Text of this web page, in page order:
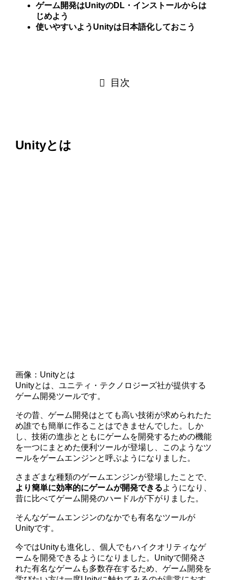
ゲーム開発はUnityのDL・インストールからは
じめよう
使いやすいようUnityは日本語化しておこう
目次
Unityとは
画像：Unityとは
Unityとは、ユニティ・テクノロジーズ社が提供する
ゲーム開発ツールです。
その昔、ゲーム開発はとても高い技術が求められたた
め誰でも簡単に作ることはできませんでした。しか
し、技術の進歩とともにゲームを開発するための機能
を一つにまとめた便利ツールが登場し、このようなツ
ールをゲームエンジンと呼ぶようになりました。
さまざまな種類のゲームエンジンが登場したことで、
より簡単に効率的にゲームが開発できるようになり、
昔に比べてゲーム開発のハードルが下がりました。
そんなゲームエンジンのなかでも有名なツールが
Unityです。
今ではUnityも進化し、個人でもハイクオリティなゲ
ームを開発できるようになりました。Unityで開発さ
れた有名なゲームも多数存在するため、ゲーム開発を